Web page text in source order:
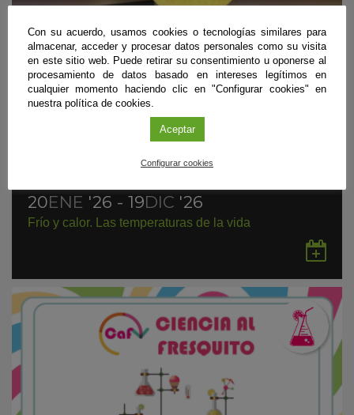
20ENE '26 - 19DIC '26
Frío y calor. Las temperaturas de la vida
en
Con su acuerdo, usamos cookies o tecnologías similares para
almacenar, acceder y procesar datos personales como su visita
en este sitio web. Puede retirar su consentimiento u oponerse al
procesamiento de datos basado en intereses legítimos en
cualquier momento haciendo clic en "Configurar cookies" en
nuestra política de cookies.
Aceptar
Configurar cookies